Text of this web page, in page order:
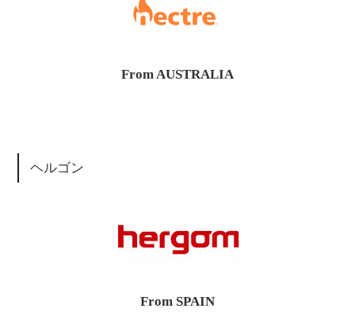
From AUSTRALIA
ヘルゴン
From SPAIN